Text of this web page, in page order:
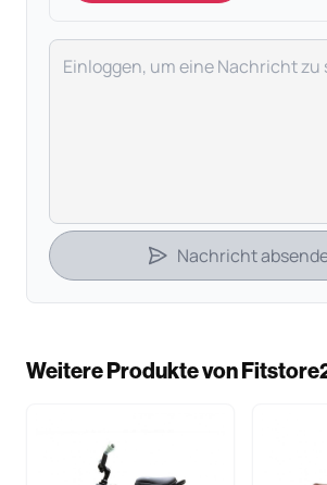
Deine Nachricht
Nachricht
Weitere Produkte von